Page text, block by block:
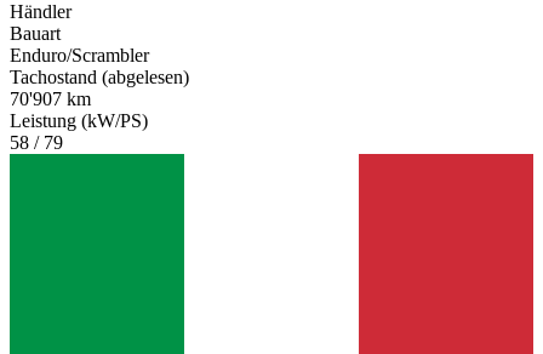
Händler
Bauart
Enduro/Scrambler
Tachostand (abgelesen)
70'907 km
Leistung (kW/PS)
58 / 79